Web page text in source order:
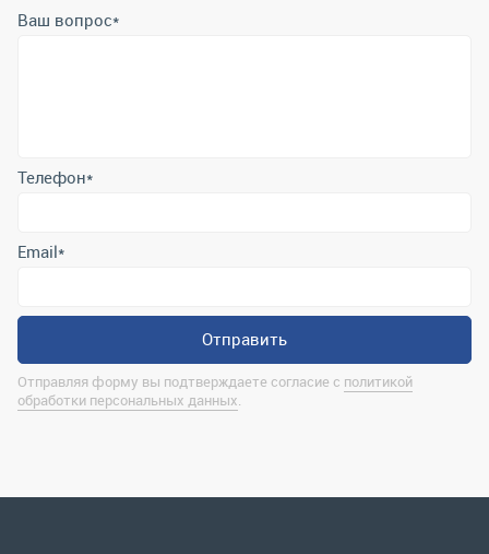
Ваш вопрос*
Отправляя форму вы подтверждаете согласие с
Контактная информация
marina@uralrsmiass.ru